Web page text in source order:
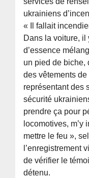
ukrainiens
« Il fallait
Dans la voiture, il
d’essence
un pied de biche,
des vêtements
représentant des
sécurité
prendre ça pour
locomotives, m’y
mettre le feu »,
l’enregistrement
de vérifier le
détenu.